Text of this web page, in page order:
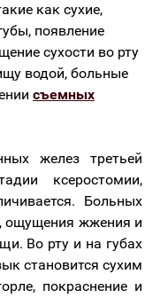
как сухие,
появление
сухости во рту
водой, больные
съемных
желез третьей
ксеростомии,
Больных
ощущения жжения и
Во рту и на губах
становится сухим
покраснение и